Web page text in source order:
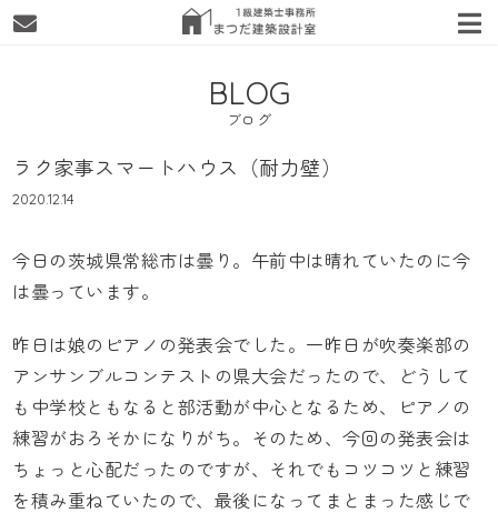
BLOG
ブログ
ラク家事スマートハウス（耐力壁）
2020.12.14
今日の茨城県常総市は曇り。午前中は晴れていたのに今
は曇っています。
昨日は娘のピアノの発表会でした。一昨日が吹奏楽部の
アンサンブルコンテストの県大会だったので、どうして
も中学校ともなると部活動が中心となるため、ピアノの
練習がおろそかになりがち。そのため、今回の発表会は
ちょっと心配だったのですが、それでもコツコツと練習
を積み重ねていたので、最後になってまとまった感じで